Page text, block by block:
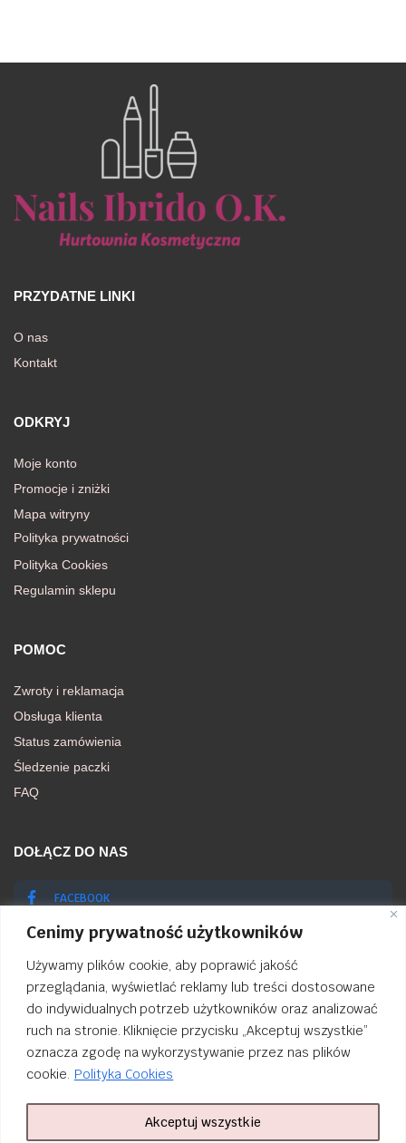
Cenimy prywatność użytkowników
Używamy plików cookie, aby poprawić jakość
przeglądania, wyświetlać reklamy lub treści dostosowane
do indywidualnych potrzeb użytkowników oraz analizować
ruch na stronie. Kliknięcie przycisku „Akceptuj wszystkie”
oznacza zgodę na wykorzystywanie przez nas plików
cookie. Polityka Cookies
Akceptuj wszystkie
PRZYDATNE LINKI
O nas
Kontakt
ODKRYJ
Moje konto
Promocje i zniżki
Mapa witryny
Polityka prywatności
Polityka Cookies
Regulamin sklepu
POMOC
Zwroty i reklamacja
Obsługa klienta
Status zamówienia
Śledzenie paczki
FAQ
DOŁĄCZ DO NAS
FACEBOOK
INSTAGRAM
Order Tracking
nailsibrido.pl Copyright © 2024